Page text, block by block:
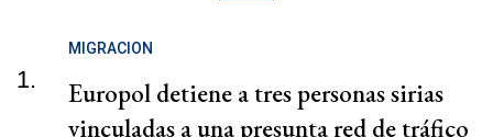
1.
MIGRACION
Europol detiene a tres personas sirias
vinculadas a una presunta red de tráfico